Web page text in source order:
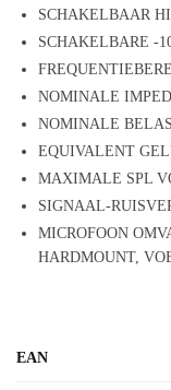
SCHAKELBAAR
SCHAKELBARE -
NOMINALE
NOMINALE
EQUIVALENT
MAXIMALE SPL
SIGNAAL-
MICROFOON
HARDMOUNT,
EAN